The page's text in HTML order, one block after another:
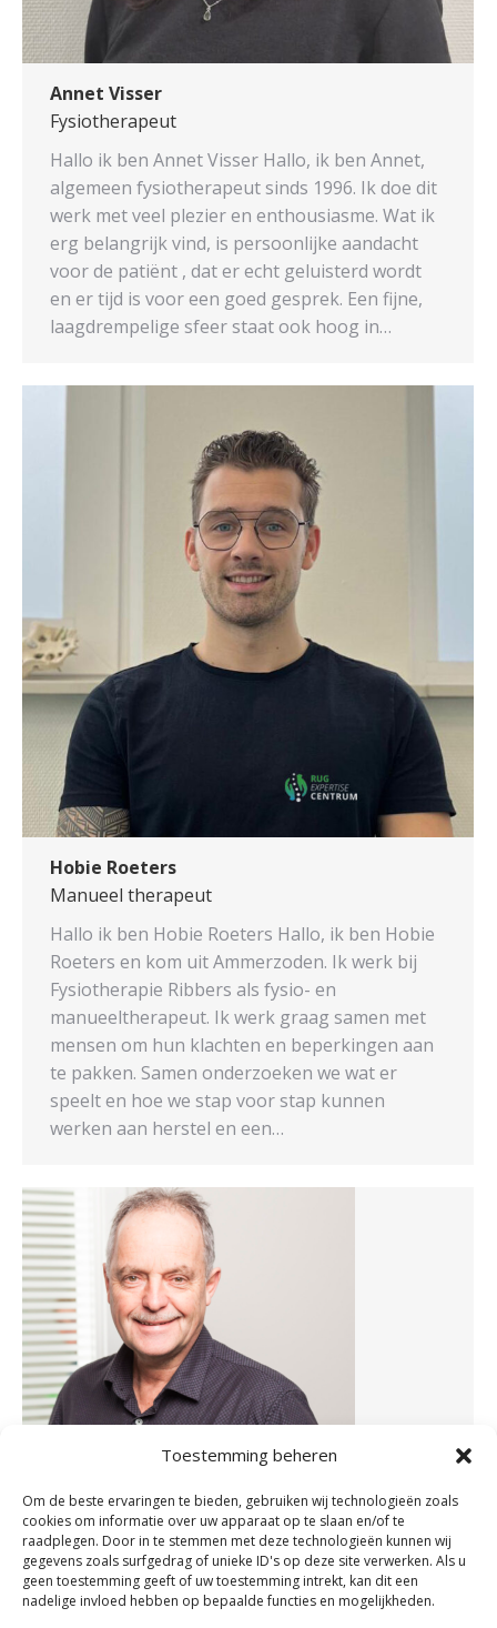
Toestemming beheren
Om de beste ervaringen te bieden, gebruiken wij technologieën zoals
cookies om informatie over uw apparaat op te slaan en/of te
raadplegen. Door in te stemmen met deze technologieën kunnen wij
gegevens zoals surfgedrag of unieke ID's op deze site verwerken. Als u
geen toestemming geeft of uw toestemming intrekt, kan dit een
nadelige invloed hebben op bepaalde functies en mogelijkheden.
Annet Visser
Fysiotherapeut
Hallo ik ben Annet Visser Hallo, ik ben Annet,
algemeen fysiotherapeut sinds 1996. Ik doe dit
werk met veel plezier en enthousiasme. Wat ik
erg belangrijk vind, is persoonlijke aandacht
voor de patiënt , dat er echt geluisterd wordt
en er tijd is voor een goed gesprek. Een fijne,
laagdrempelige sfeer staat ook hoog in…
Hobie Roeters
Manueel therapeut
Hallo ik ben Hobie Roeters Hallo, ik ben Hobie
Roeters en kom uit Ammerzoden. Ik werk bij
Fysiotherapie Ribbers als fysio- en
manueeltherapeut. Ik werk graag samen met
mensen om hun klachten en beperkingen aan
te pakken. Samen onderzoeken we wat er
speelt en hoe we stap voor stap kunnen
werken aan herstel en een…